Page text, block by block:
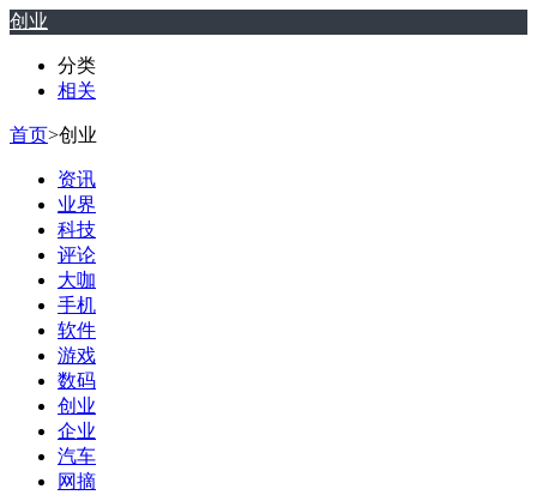
创业
分类
相关
首页>创业
资讯
业界
科技
评论
大咖
手机
软件
游戏
数码
创业
企业
汽车
网摘